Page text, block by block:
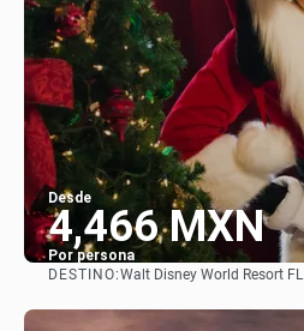
Desde
4,466 MXN
Por persona
DESTINO:Walt Disney World Resort FL